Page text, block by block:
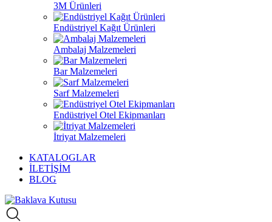
3M Ürünleri
Endüstriyel Kağıt Ürünleri
Ambalaj Malzemeleri
Bar Malzemeleri
Sarf Malzemeleri
Endüstriyel Otel Ekipmanları
İtriyat Malzemeleri
KATALOGLAR
İLETİŞİM
BLOG